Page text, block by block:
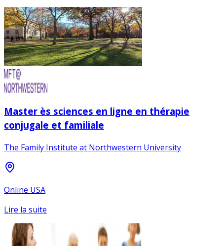
Master ès sciences en ligne en thérapie
conjugale et familiale
The Family Institute at Northwestern University
Online USA
Lire la suite